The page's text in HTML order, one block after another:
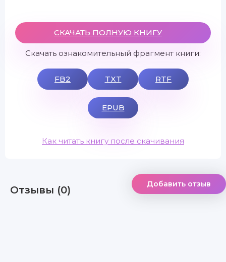
СКАЧАТЬ ПОЛНУЮ КНИГУ
Скачать ознакомительный фрагмент книги:
FB2 TXT RTF
EPUB
Как читать книгу после скачивания
Отзывы (0) Добавить отзыв